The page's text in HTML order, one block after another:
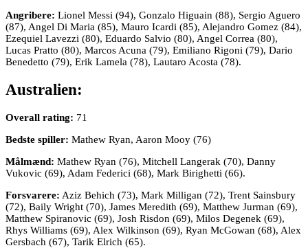
Angribere: Lionel Messi (94), Gonzalo Higuain (88), Sergio Aguero
(87), Angel Di Maria (85), Mauro Icardi (85), Alejandro Gomez (84),
Ezequiel Lavezzi (80), Eduardo Salvio (80), Angel Correa (80),
Lucas Pratto (80), Marcos Acuna (79), Emiliano Rigoni (79), Dario
Benedetto (79), Erik Lamela (78), Lautaro Acosta (78).
Australien:
Overall rating: 71
Bedste spiller: Mathew Ryan, Aaron Mooy (76)
Målmænd: Mathew Ryan (76), Mitchell Langerak (70), Danny
Vukovic (69), Adam Federici (68), Mark Birighetti (66).
Forsvarere: Aziz Behich (73), Mark Milligan (72), Trent Sainsbury
(72), Baily Wright (70), James Meredith (69), Matthew Jurman (69),
Matthew Spiranovic (69), Josh Risdon (69), Milos Degenek (69),
Rhys Williams (69), Alex Wilkinson (69), Ryan McGowan (68), Alex
Gersbach (67), Tarik Elrich (65).